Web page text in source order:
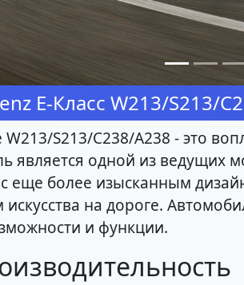
E-Класс W213/S213/
W213/S213/C238/A238 - это
является одной из
еще более изысканным
на дороге.
и функции.